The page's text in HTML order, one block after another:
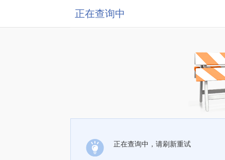
正在查询中
正在查询中，请刷新重试